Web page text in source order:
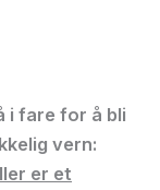
i fare for å bli
vern:
er et